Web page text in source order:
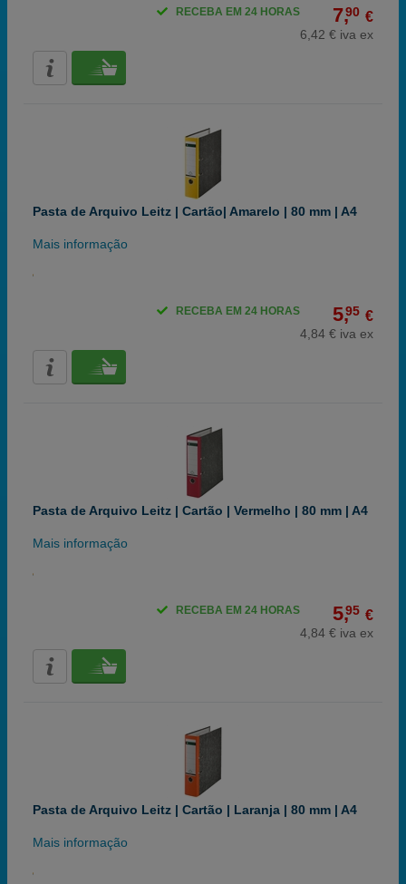
7,90 €
6,42 € iva ex
RECEBA EM 24 HORAS
Pasta de Arquivo Leitz | Cartão| Amarelo | 80 mm | A4
Mais informação
5,95 €
4,84 € iva ex
RECEBA EM 24 HORAS
Pasta de Arquivo Leitz | Cartão | Vermelho | 80 mm | A4
Mais informação
5,95 €
4,84 € iva ex
RECEBA EM 24 HORAS
Pasta de Arquivo Leitz | Cartão | Laranja | 80 mm | A4
Mais informação